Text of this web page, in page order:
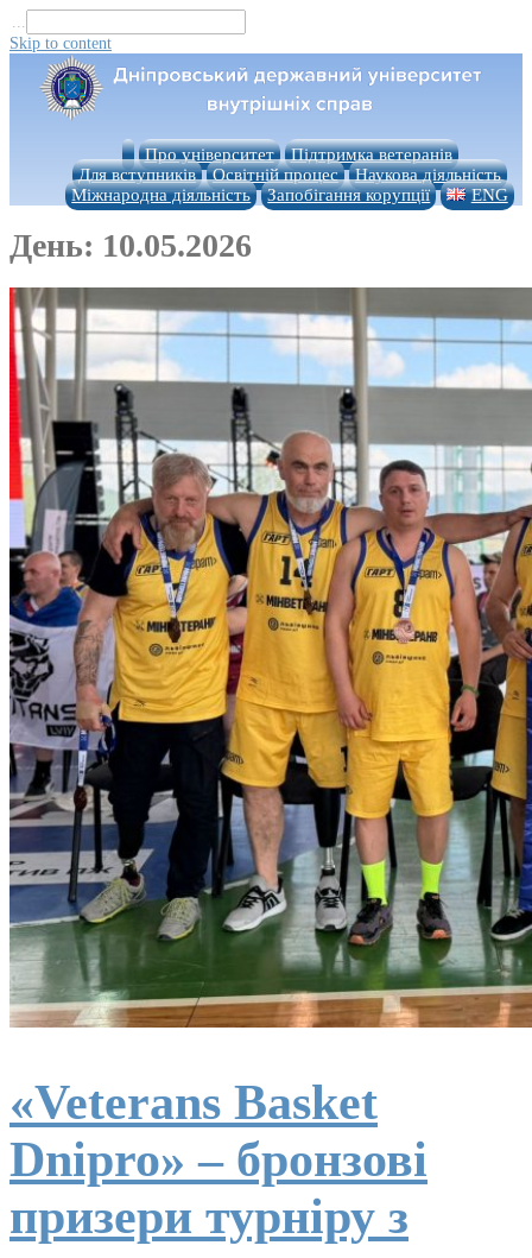
...
Skip to content
Про університет
Підтримка ветеранів
Для вступників
Освітній процес
Наукова діяльність
Міжнародна діяльність
Запобігання корупції ENG
День: 10.05.2026
«Veterans Basket
Dnipro» – бронзові
призери турніру з